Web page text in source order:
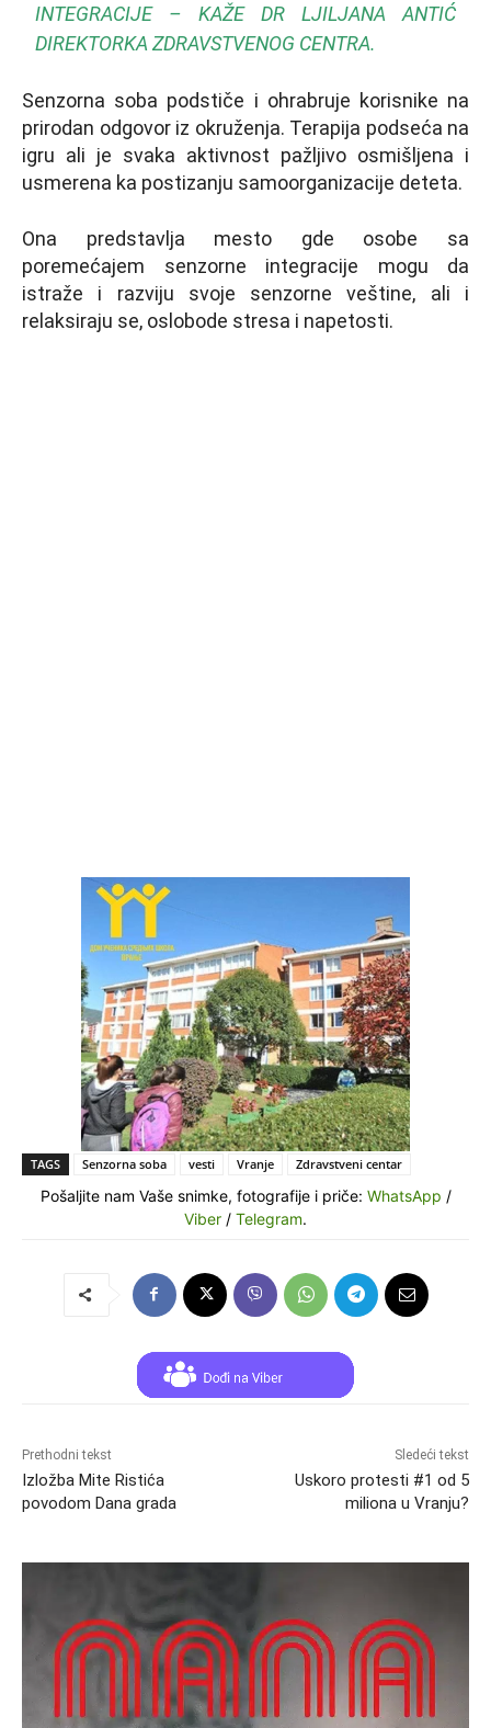
INTEGRACIJE – KAŽE DR LJILJANA ANTIĆ
DIREKTORKA ZDRAVSTVENOG CENTRA.
Senzorna soba podstiče i ohrabruje korisnike na
prirodan odgovor iz okruženja. Terapija podseća na
igru ali je svaka aktivnost pažljivo osmišljena i
usmerena ka postizanju samoorganizacije deteta.
Ona predstavlja mesto gde osobe sa
poremećajem senzorne integracije mogu da
istraže i razviju svoje senzorne veštine, ali i
relaksiraju se, oslobode stresa i napetosti.
TAGS Senzorna soba vesti Vranje Zdravstveni centar
Pošaljite nam Vaše snimke, fotografije i priče: WhatsApp /
Viber / Telegram.
Prethodni tekst
Izložba Mite Ristića
povodom Dana grada
Sledeći tekst
Uskoro protesti #1 od 5
miliona u Vranju?